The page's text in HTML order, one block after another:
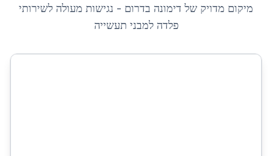
מיקום מדויק של דימונה בדרום - נגישות מעולה לשירותי
פלדה למבני תעשייה